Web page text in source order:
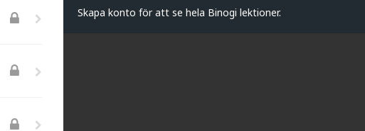
Skapa konto för att se hela Binogi lektioner.